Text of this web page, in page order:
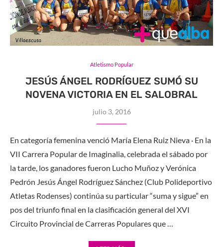
Atletismo Popular
JESÚS ÁNGEL RODRÍGUEZ SUMÓ SU
NOVENA VICTORIA EN EL SALOBRAL
julio 3, 2016
En categoría femenina venció María Elena Ruiz Nieva · En la
VII Carrera Popular de Imaginalia, celebrada el sábado por
la tarde, los ganadores fueron Lucho Muñoz y Verónica
Pedrón Jesús Ángel Rodríguez Sánchez (Club Polideportivo
Atletas Rodenses) continúa su particular “suma y sigue” en
pos del triunfo final en la clasificación general del XVI
Circuito Provincial de Carreras Populares que …